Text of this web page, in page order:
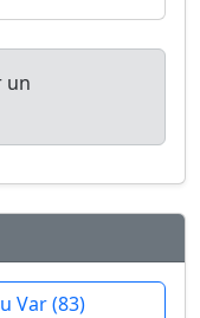
un
Var (83)